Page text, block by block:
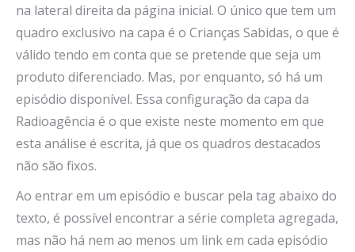
na lateral direita da página inicial. O único que tem um
quadro exclusivo na capa é o Crianças Sabidas, o que é
válido tendo em conta que se pretende que seja um
produto diferenciado. Mas, por enquanto, só há um
episódio disponível. Essa configuração da capa da
Radioagência é o que existe neste momento em que
esta análise é escrita, já que os quadros destacados
não são fixos.
Ao entrar em um episódio e buscar pela tag abaixo do
texto, é possível encontrar a série completa agregada,
mas não há nem ao menos um link em cada episódio